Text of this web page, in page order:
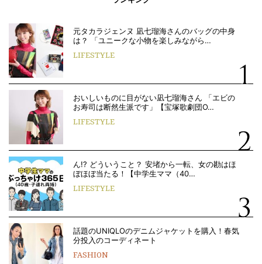
元タカラジェンヌ 凪七瑠海さんのバッグの中身
は？ 「ユニークな小物を楽しみながら…
LIFESTYLE
おいしいものに目がない凪七瑠海さん 「エビの
お寿司は断然生派です」【宝塚歌劇団O…
LIFESTYLE
ん!? どういうこと？ 安堵から一転、女の勘はほ
ぼほぼ当たる！【中学生ママ（40…
LIFESTYLE
話題のUNIQLOのデニムジャケットを購入！春気
分投入のコーディネート
FASHION